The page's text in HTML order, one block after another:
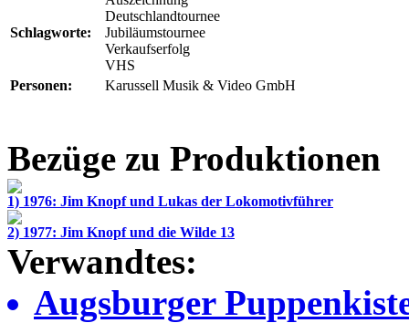
Schlagworte:
Deutschlandtournee
Jubiläumstournee
Verkaufserfolg
VHS
Personen:
Karussell Musik & Video GmbH
Bezüge zu Produktionen
1) 1976: Jim Knopf und Lukas der Lokomotivführer
2) 1977: Jim Knopf und die Wilde 13
Verwandtes:
Augsburger